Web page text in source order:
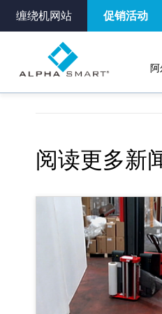
缠绕机网站 促销活动
阅读更多新